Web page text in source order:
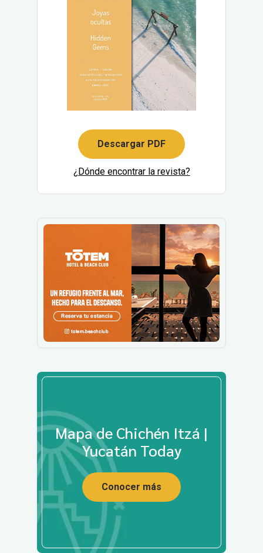
Descargar PDF
¿Dónde encontrar la revista?
Mapa de Chichén Itzá |
Yucatán Today
Conocer más